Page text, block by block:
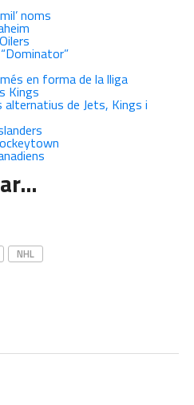
noms
en forma de la lliga
Kings
alternatius de Jets, Kings i
NHL